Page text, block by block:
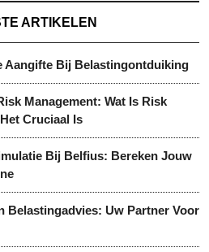
ARTIKELEN
Aangifte Bij Belastingontduiking
Management: Wat Is Risk
Cruciaal Is
Bij Belfius: Bereken Jouw
Belastingadvies: Uw Partner Voor